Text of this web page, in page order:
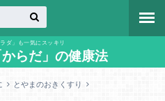
ダ」も一気にスッキリ
からだ」の健康法
とやまのおきくすり